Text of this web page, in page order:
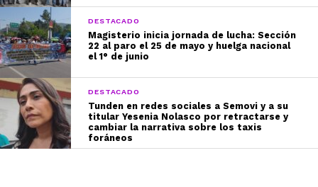
DESTACADO
Magisterio inicia jornada de lucha: Sección
22 al paro el 25 de mayo y huelga nacional
el 1° de junio
DESTACADO
Tunden en redes sociales a Semovi y a su
titular Yesenia Nolasco por retractarse y
cambiar la narrativa sobre los taxis
foráneos